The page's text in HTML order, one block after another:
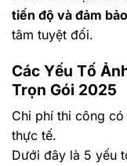
tiến độ và đảm
tâm tuyệt đối.
Các Yếu Tố
Trọn Gói 2025
Chi phí thi công
thực tế.
Dưới đây là 5 yếu